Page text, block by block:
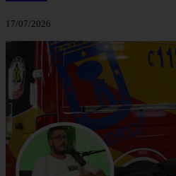
17/07/2026